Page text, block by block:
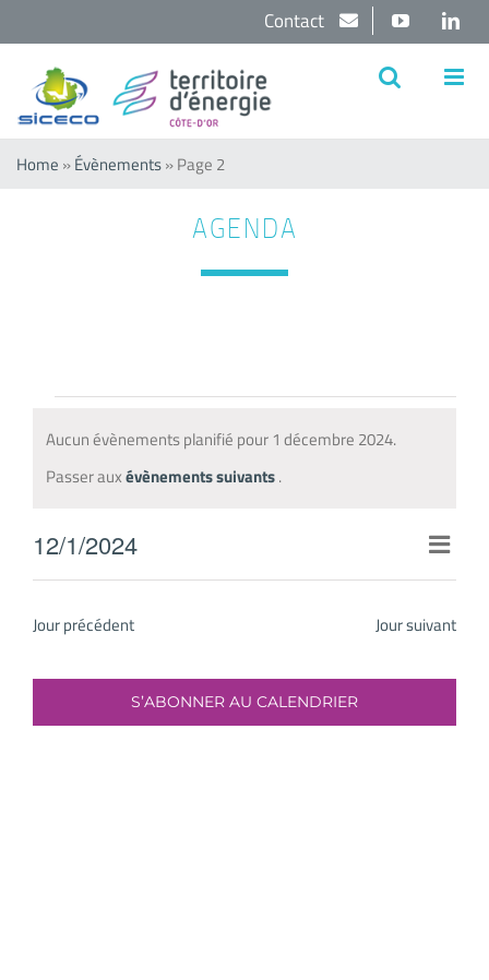
contenu
YouTube
Contact
Home »Évènements»Page 2
AGENDA
for
1
décembre
2024
Notice
Aucun évènements planifié pour 1 décembre 2024.
Passer auxévènements suivants.
par
Jour
12/1/2024
Sélectionnez
une
Jour précédent Jour suivant
S’ABONNER AU CALENDRIER